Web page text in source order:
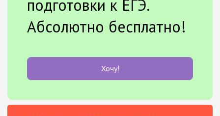
подготовки к ЕГЭ.
Абсолютно бесплатно!
Хочу!